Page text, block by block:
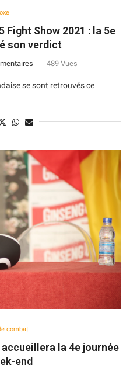
Fight Show 2021 : la 5e
son verdict
489 Vues
se sont retrouvés ce
combat
accueillera la 4e journée
end